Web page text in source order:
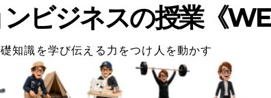
ビジネスの授業《
知識を学び伝える力をつけ人を動かす